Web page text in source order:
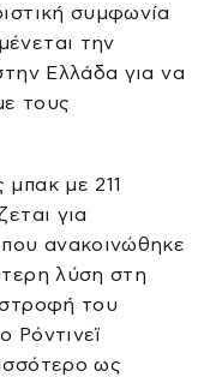
συμφωνία
την
Ελλάδα για να
τους
με 211
για
ανακοινώθηκε
λύση στη
του
Ρόντινεϊ
ως